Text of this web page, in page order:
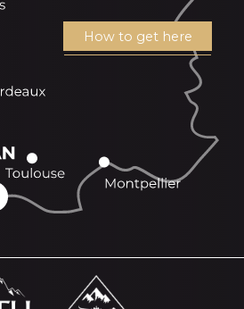
How to get here